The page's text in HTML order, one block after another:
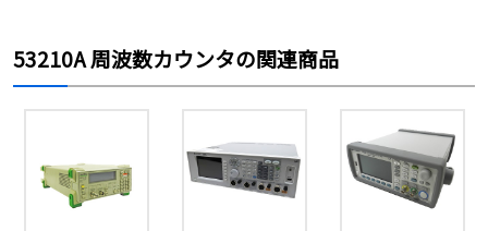
53210A 周波数カウンタの関連商品